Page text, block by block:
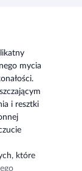
mycia
i resztki
które